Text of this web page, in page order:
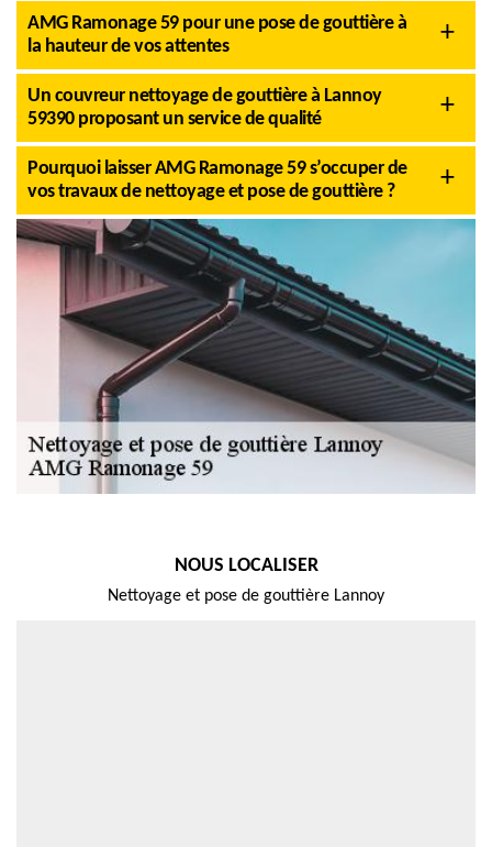
AMG Ramonage 59 pour une pose de gouttière à
la hauteur de vos attentes
Un couvreur nettoyage de gouttière à Lannoy
59390 proposant un service de qualité
Pourquoi laisser AMG Ramonage 59 s’occuper de
vos travaux de nettoyage et pose de gouttière ?
NOUS LOCALISER
Nettoyage et pose de gouttière Lannoy